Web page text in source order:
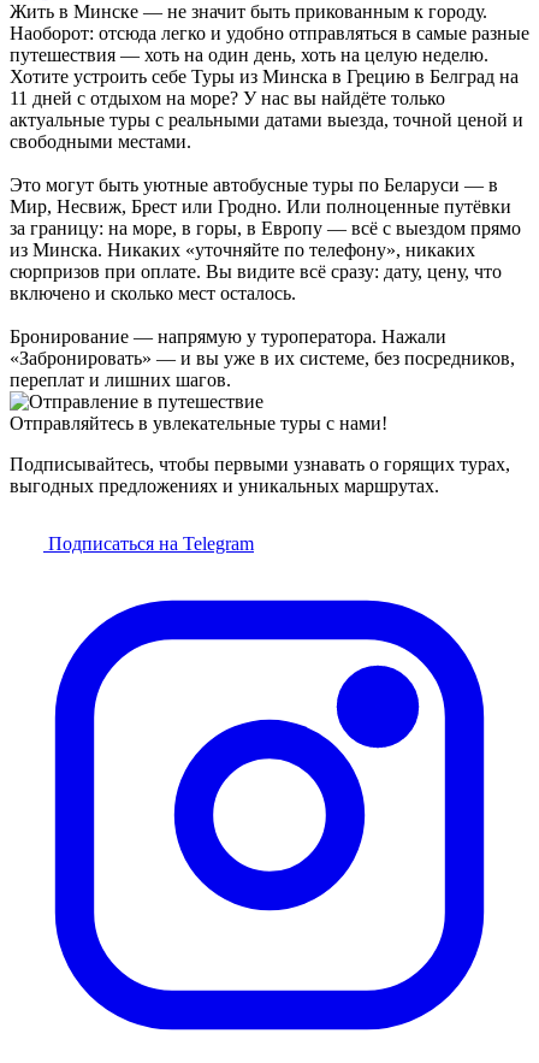
Жить в Минске — не значит быть прикованным к городу.
Наоборот: отсюда легко и удобно отправляться в самые разные
путешествия — хоть на один день, хоть на целую неделю.
Хотите устроить себе Туры из Минска в Грецию в Белград на
11 дней с отдыхом на море? У нас вы найдёте только
актуальные туры с реальными датами выезда, точной ценой и
свободными местами.
Это могут быть уютные автобусные туры по Беларуси — в
Мир, Несвиж, Брест или Гродно. Или полноценные путёвки
за границу: на море, в горы, в Европу — всё с выездом прямо
из Минска. Никаких «уточняйте по телефону», никаких
сюрпризов при оплате. Вы видите всё сразу: дату, цену, что
включено и сколько мест осталось.
Бронирование — напрямую у туроператора. Нажали
«Забронировать» — и вы уже в их системе, без посредников,
переплат и лишних шагов.
Отправляйтесь в увлекательные туры с нами!
Подписывайтесь, чтобы первыми узнавать о горящих турах,
выгодных предложениях и уникальных маршрутах.
Подписаться на Telegram